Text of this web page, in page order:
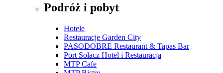
Podróż i pobyt
Hotele
Restauracje Garden City
PASODOBRE Restaurant & Tapas Bar
Port Sołacz Hotel i Restauracja
MTP Cafe